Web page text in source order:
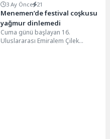
3 Ay Önce 21
Menemen’de festival coşkusu
yağmur dinlemedi
Cuma günü başlayan 16.
Uluslararası Emiralem Çilek